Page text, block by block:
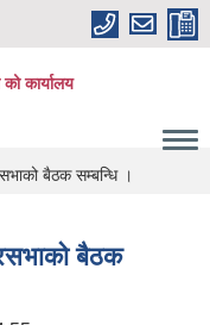
कार्यालय
बैठक सम्बन्धि ।
बैठक